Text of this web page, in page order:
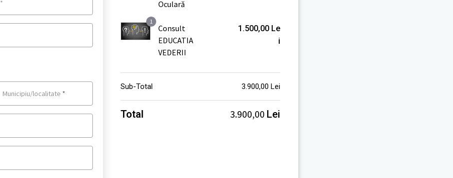
*
Municipiu/localitate *
Oculară
1
Consult
EDUCATIA
VEDERII
1.500,00 Le
I
Sub-Total 3.900,00 Lei
Total 3.900,00 Lei